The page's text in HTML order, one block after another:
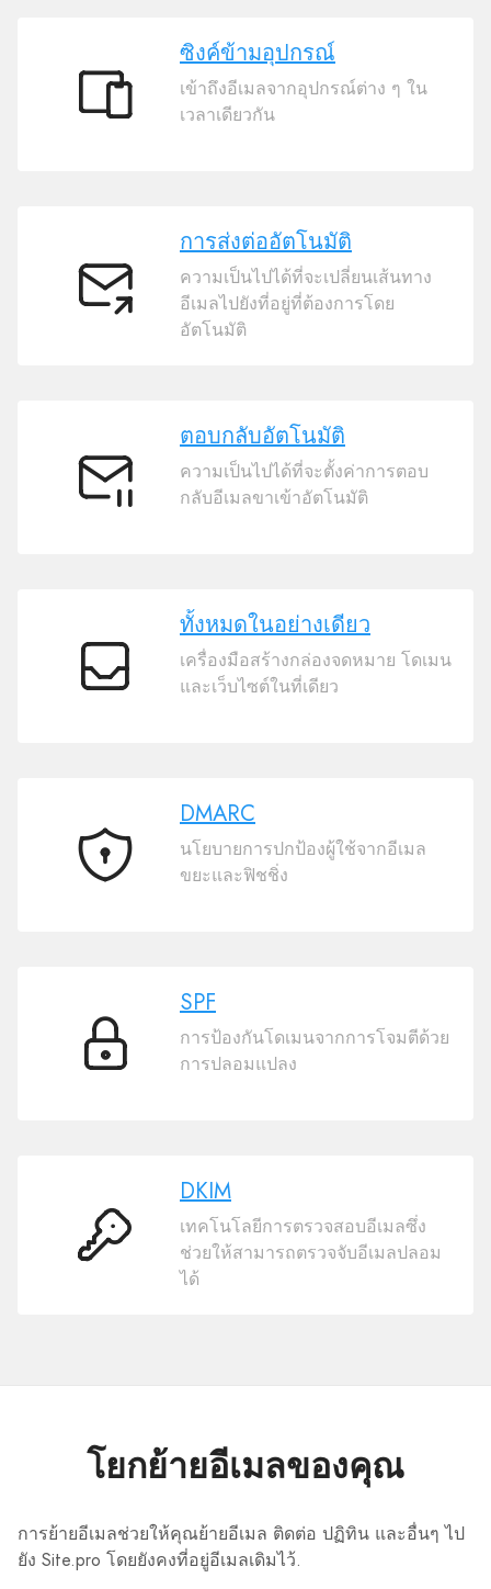
ซิงค์
ซิงค์ข้ามอุปกรณ์
เข้าถึงอีเมลจากอุปกรณ์ต่าง ๆ ใน
เวลาเดียวกัน
การ
ส่ง
การส่งต่ออัตโนมัติ
ความเป็นไปได้ที่จะเปลี่ยนเส้นทาง
อีเมลไปยังที่อยู่ที่ต้องการโดย
อัตโนมัติ
ตอบ
กลับ
ตอบกลับอัตโนมัติ
ความเป็นไปได้ที่จะตั้งค่าการตอบ
กลับอีเมลขาเข้าอัตโนมัติ
ทั้งหมด
ทั้งหมดในอย่างเดียว
เครื่องมือสร้างกล่องจดหมาย โดเมน
และเว็บไซต์ในที่เดียว
DMARC
DMARC
นโยบายการปกป้องผู้ใช้จากอีเมล
ขยะและฟิชชิ่ง
SPF
SPF
การป้องกันโดเมนจากการโจมตีด้วย
การปลอมแปลง
DKIM
DKIM
เทคโนโลยีการตรวจสอบอีเมลซึ่ง
ช่วยให้สามารถตรวจจับอีเมลปลอม
ได้
โยกย้ายอีเมลของคุณ
การย้ายอีเมลช่วยให้คุณย้ายอีเมล ติดต่อ ปฏิทิน และอื่นๆ ไป
ยัง Site.pro โดยยังคงที่อยู่อีเมลเดิมไว้.